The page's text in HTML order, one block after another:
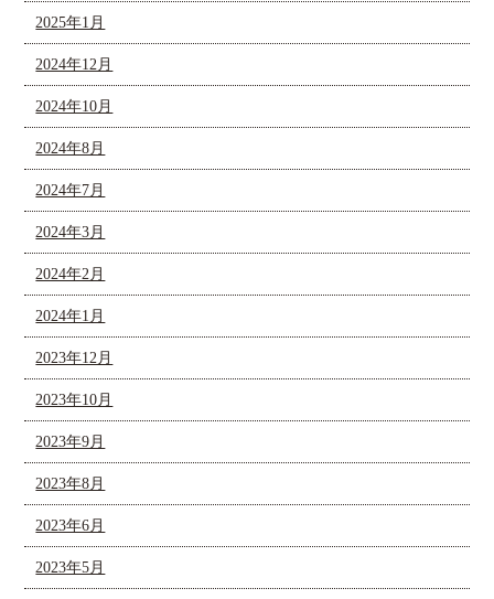
2025年1月
2024年12月
2024年10月
2024年8月
2024年7月
2024年3月
2024年2月
2024年1月
2023年12月
2023年10月
2023年9月
2023年8月
2023年6月
2023年5月